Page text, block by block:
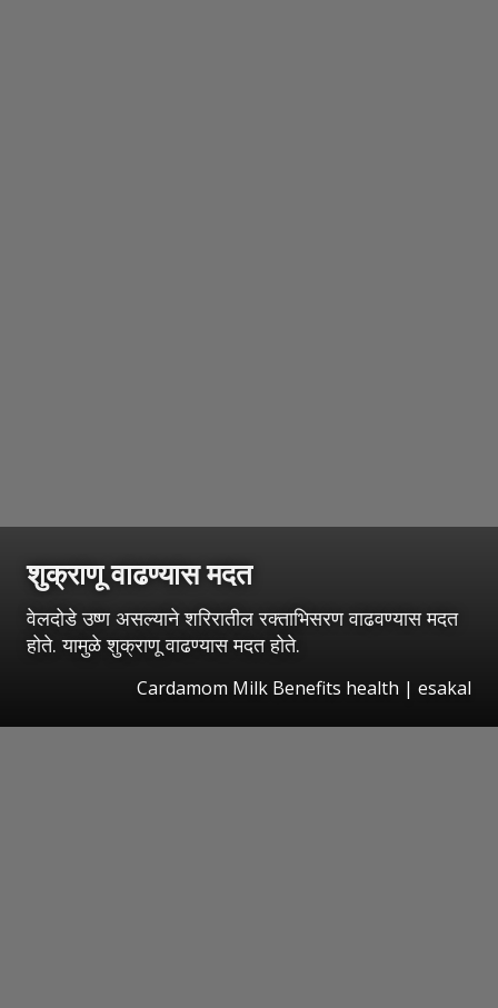
शुक्राणू वाढण्यास मदत
वेलदोडे उष्ण असल्याने शरिरातील रक्ताभिसरण वाढवण्यास मदत
होते. यामुळे शुक्राणू वाढण्यास मदत होते.
Cardamom Milk Benefits health | esakal